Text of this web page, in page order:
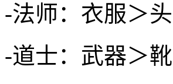
-法师：衣服＞
-道士：武器＞